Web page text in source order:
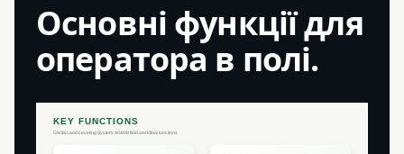
Основні функції для
оператора в полі.